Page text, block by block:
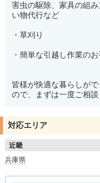
害虫の駆除、家具の組
い物代行など
・草刈り
・簡単な引越し作業の
皆様が快適な暮らしが
ので、まずは一度ご相談
対応エリア
近畿
兵庫県